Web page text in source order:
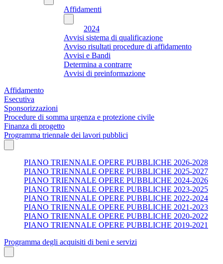
Affidamenti
2024
Avvisi sistema di qualificazione
Avviso risultati procedure di affidamento
Avvisi e Bandi
Determina a contrarre
Avvisi di preinformazione
Affidamento
Esecutiva
Sponsorizzazioni
Procedure di somma urgenza e protezione civile
Finanza di progetto
Programma triennale dei lavori pubblici
PIANO TRIENNALE OPERE PUBBLICHE 2026-2028
PIANO TRIENNALE OPERE PUBBLICHE 2025-2027
PIANO TRIENNALE OPERE PUBBLICHE 2024-2026
PIANO TRIENNALE OPERE PUBBLICHE 2023-2025
PIANO TRIENNALE OPERE PUBBLICHE 2022-2024
PIANO TRIENNALE OPERE PUBBLICHE 2021-2023
PIANO TRIENNALE OPERE PUBBLICHE 2020-2022
PIANO TRIENNALE OPERE PUBBLICHE 2019-2021
Programma degli acquisiti di beni e servizi